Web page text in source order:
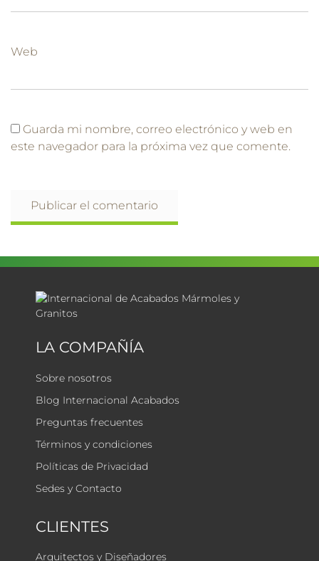
Web
Guarda mi nombre, correo electrónico y web en
este navegador para la próxima vez que comente.
LA COMPAÑÍA
Sobre nosotros
Blog Internacional Acabados
Preguntas frecuentes
Términos y condiciones
Políticas de Privacidad
Sedes y Contacto
CLIENTES
Arquitectos y Diseñadores